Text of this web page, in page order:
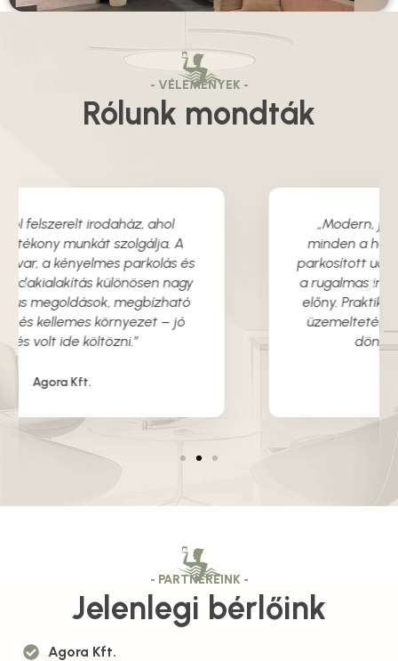
- VÉLEMÉNYEK -
Rólunk mondták
„Modern, jól felszerelt irodaház, ahol
minden a hatékony munkát szolgálja. A
parkosított udvar, a kényelmes parkolás és
a rugalmas irodakialakítás különösen nagy
előny. Praktikus megoldások, megbízható
üzemeltetés és kellemes környezet – jó
döntés volt ide költözni.”
- PARTNEREINK -
Jelenlegi bérlőink
Agora Kft.